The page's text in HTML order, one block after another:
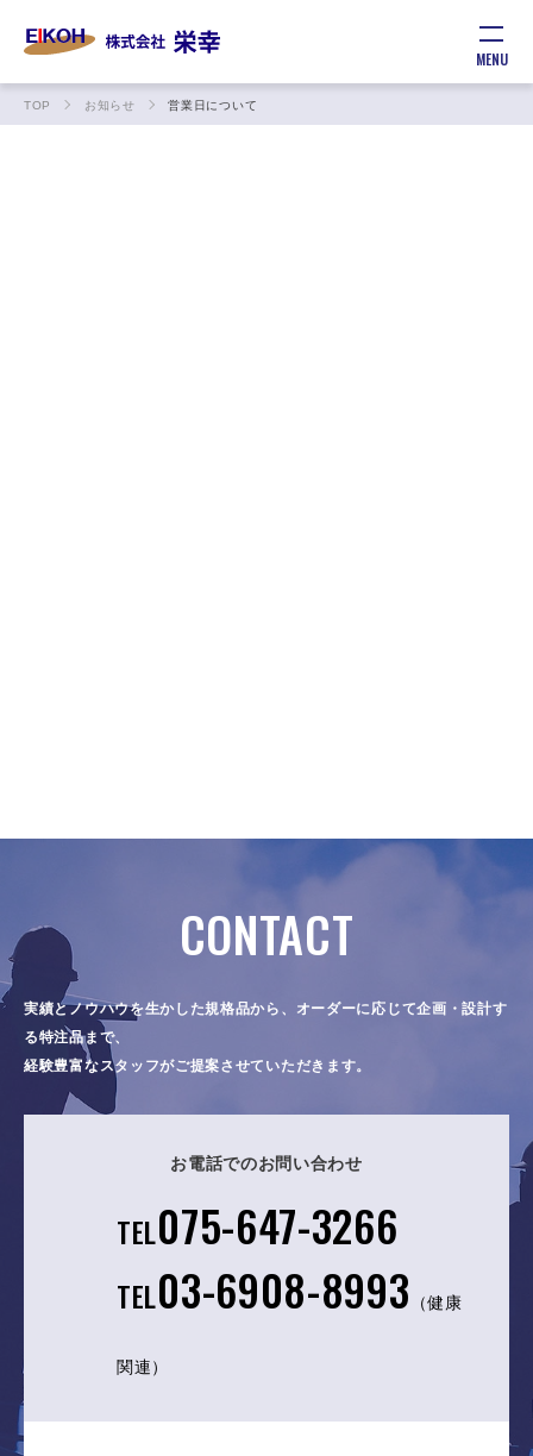
MENU
TOP お知らせ 営業日について
CONTACT
実績とノウハウを生かした規格品から、オーダーに応じて企画・設計す
る特注品まで、
経験豊富なスタッフがご提案させていただきます。
お電話でのお問い合わせ
TEL075-647-3266
TEL03-6908-8993 （健康
関連）